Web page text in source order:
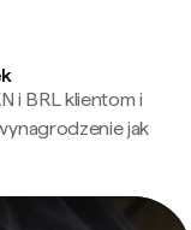
i BRL klientom i
jak